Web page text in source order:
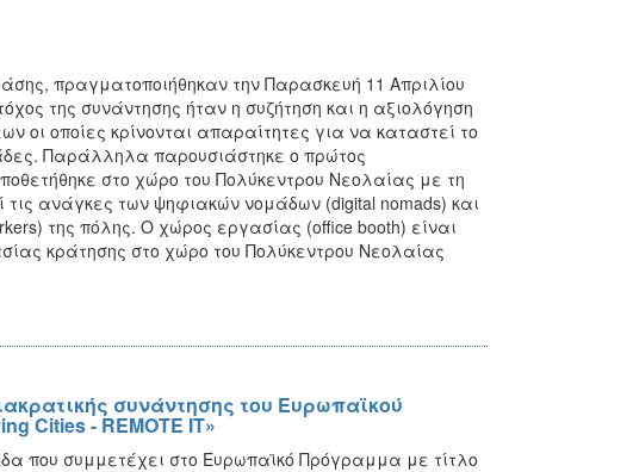
πραγματοποιήθηκαν την Παρασκευή 11 Απριλίου
της συνάντησης ήταν η συζήτηση και η αξιολόγηση
οποίες κρίνονται απαραίτητες για να καταστεί το
Παράλληλα παρουσιάστηκε ο πρώτος
στο χώρο του Πολύκεντρου Νεολαίας με τη
ανάγκες των ψηφιακών νομάδων (digital nomads) και
της πόλης. Ο χώρος εργασίας (office booth) είναι
κράτησης στο χώρο του Πολύκεντρου Νεολαίας
συνάντησης του Ευρωπαϊκού
Cities - REMOTE IT»
που συμμετέχει στο Ευρωπαϊκό Πρόγραμμα με τίτλο